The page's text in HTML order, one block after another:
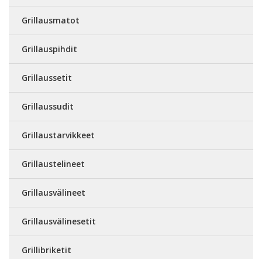
Grillausmatot
Grillauspihdit
Grillaussetit
Grillaussudit
Grillaustarvikkeet
Grillaustelineet
Grillausvälineet
Grillausvälinesetit
Grillibriketit